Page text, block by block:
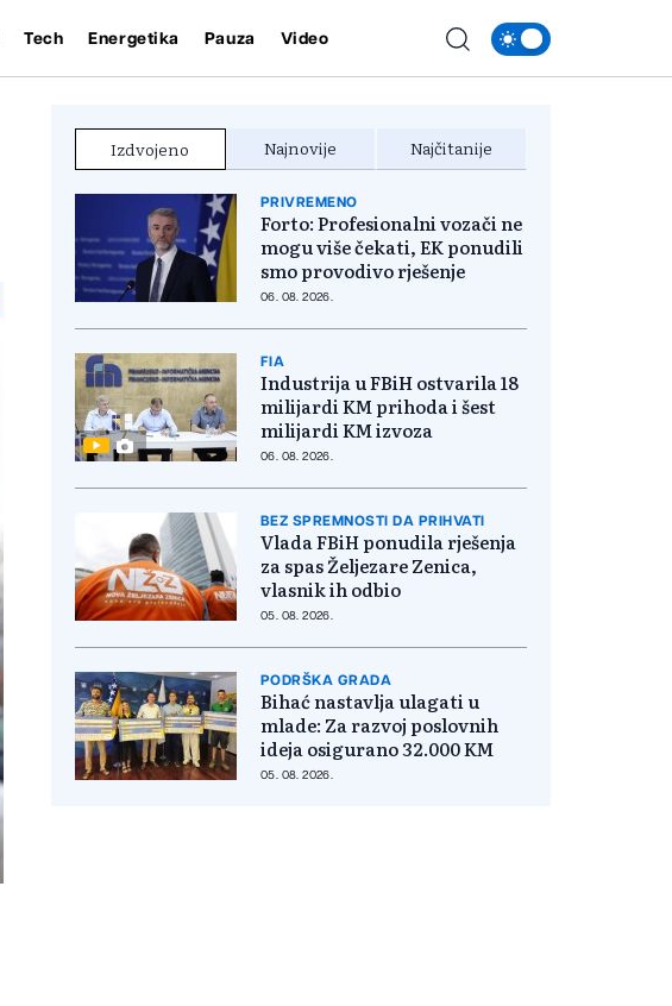
Tech Energetika Pauza Video
Izdvojeno Najnovije Najčitanije
PRIVREMENO
Forto: Profesionalni vozači ne
mogu više čekati, EK ponudili
smo provodivo rješenje
06. 08. 2026.
FIA
Industrija u FBiH ostvarila 18
milijardi KM prihoda i šest
milijardi KM izvoza
06. 08. 2026.
BEZ SPREMNOSTI DA PRIHVATI
Vlada FBiH ponudila rješenja
za spas Željezare Zenica,
vlasnik ih odbio
05. 08. 2026.
PODRŠKA GRADA
Bihać nastavlja ulagati u
mlade: Za razvoj poslovnih
ideja osigurano 32.000 KM
05. 08. 2026.